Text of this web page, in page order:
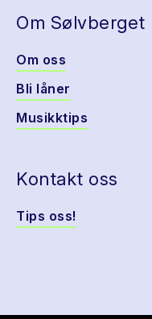
Om Sølvberget
Om oss
Bli låner
Musikktips
Kontakt oss
Tips oss!